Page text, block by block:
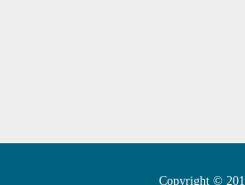
Copyright ©